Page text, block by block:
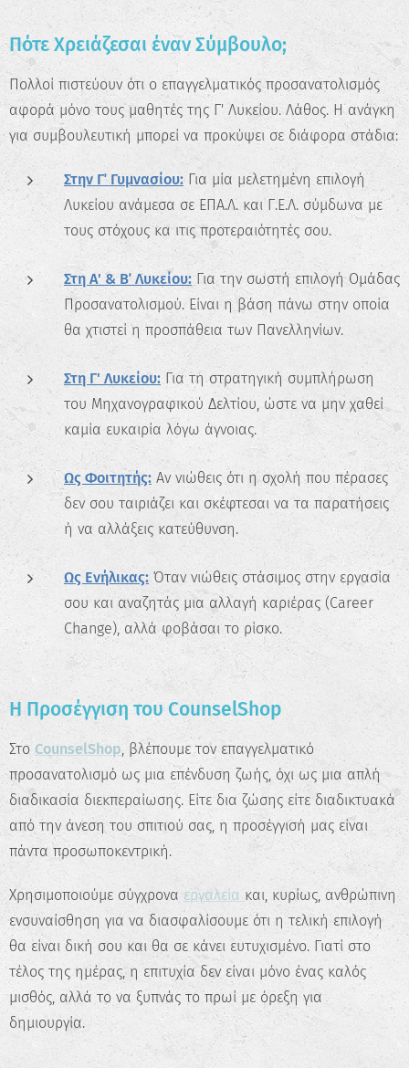
Κάνε το Δωρεάν Τεστ
Επαγγελματικού
Προσανατολισμού!
Ανακάλυψε τις πραγματικές σου
δυνατότητες και σχεδίασε την ιδανική
καριέρα.
Ξεκίνα τώρα
Πότε Χρειάζεσαι έναν Σύμβουλο;
Πολλοί πιστεύουν ότι ο επαγγελματικός προσανατολισμός
αφορά μόνο τους μαθητές της Γ' Λυκείου. Λάθος. Η ανάγκη
για συμβουλευτική μπορεί να προκύψει σε διάφορα στάδια:
Στην Γ΄ Γυμνασίου: Για μία μελετημένη επιλογή
Λυκείου ανάμεσα σε ΕΠΑ.Λ. και Γ.Ε.Λ. σύμδωνα με
τους στόχους κα ιτις προτεραιότητές σου.
Στη Α' & Β΄ Λυκείου: Για την σωστή επιλογή Ομάδας
Προσανατολισμού. Είναι η βάση πάνω στην οποία
θα χτιστεί η προσπάθεια των Πανελληνίων.
Στη Γ' Λυκείου: Για τη στρατηγική συμπλήρωση
του Μηχανογραφικού Δελτίου, ώστε να μην χαθεί
καμία ευκαιρία λόγω άγνοιας.
Ως Φοιτητής: Αν νιώθεις ότι η σχολή που πέρασες
δεν σου ταιριάζει και σκέφτεσαι να τα παρατήσεις
ή να αλλάξεις κατεύθυνση.
Ως Ενήλικας: Όταν νιώθεις στάσιμος στην εργασία
σου και αναζητάς μια αλλαγή καριέρας (Career
Change), αλλά φοβάσαι το ρίσκο.
Η Προσέγγιση του CounselShop
Στο CounselShop, βλέπουμε τον επαγγελματικό
προσανατολισμό ως μια επένδυση ζωής, όχι ως μια απλή
διαδικασία διεκπεραίωσης. Είτε δια ζώσης είτε διαδικτυακά
από την άνεση του σπιτιού σας, η προσέγγισή μας είναι
πάντα προσωποκεντρική.
Χρησιμοποιούμε σύγχρονα εργαλεία και, κυρίως, ανθρώπινη
ενσυναίσθηση για να διασφαλίσουμε ότι η τελική επιλογή
θα είναι δική σου και θα σε κάνει ευτυχισμένο. Γιατί στο
τέλος της ημέρας, η επιτυχία δεν είναι μόνο ένας καλός
μισθός, αλλά το να ξυπνάς το πρωί με όρεξη για
δημιουργία.